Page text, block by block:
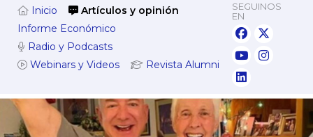
Inicio
Artículos y opinión
Informe Económico
Radio y Podcasts
Webinars y Videos
Revista Alumni
SEGUINOS
EN